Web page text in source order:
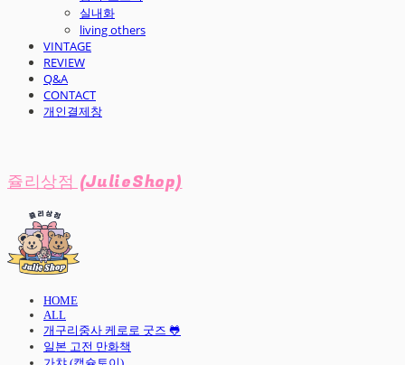
실내화
living others
VINTAGE
REVIEW
Q&A
CONTACT
개인결제창
쥴리상점 (JulieShop)
HOME
ALL
개구리중사 케로로 굿즈 🐸
일본 고전 만화책